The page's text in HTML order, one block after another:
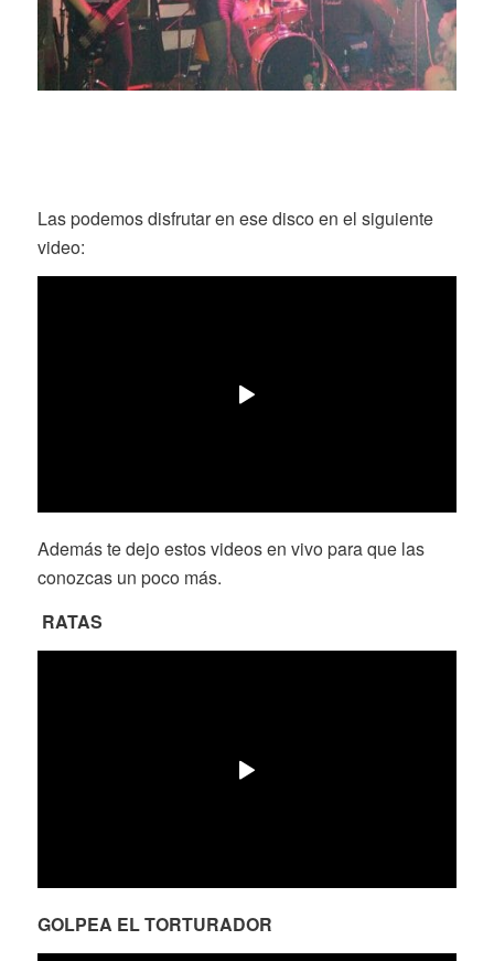
Las podemos disfrutar en ese disco en el siguiente
video:
Además te dejo estos videos en vivo para que las
conozcas un poco más.
RATAS
GOLPEA EL TORTURADOR